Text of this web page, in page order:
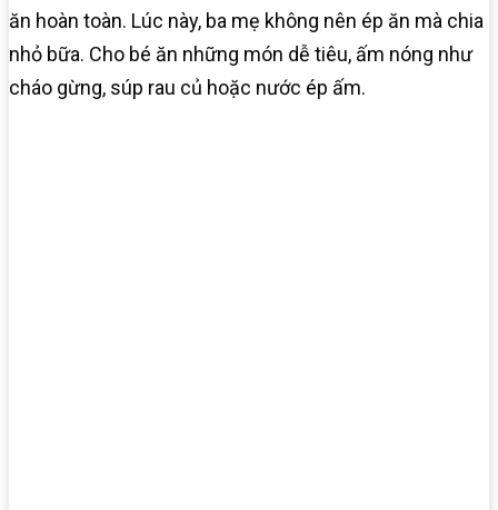
ăn hoàn toàn. Lúc này, ba mẹ không nên ép ăn mà chia
nhỏ bữa. Cho bé ăn những món dễ tiêu, ấm nóng như
cháo gừng, súp rau củ hoặc nước ép ấm.